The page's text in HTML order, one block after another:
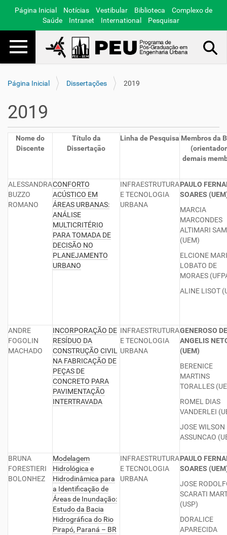
Página Inicial Notícias Vestibular Biblioteca
Complexo de
Saúde
Intranet International Pesquisar
Toggle navigation
Página Inicial
Dissertações 2019
2019
Nome do
Discente
Título da
Dissertação
Linha de Pesquisa Membros da
demais
ALESSANDRA
BUZZO
ROMANO
CONFORTO
ACÚSTICO EM
ÁREAS URBANAS:
ANÁLISE
MULTICRITÉRIO
PARA TOMADA DE
DECISÃO NO
PLANEJAMENTO
URBANO
INFRAESTRUTURA
E TECNOLOGIA
URBANA
PAULO
SOARES
MARCIA
MARCONDES
ALTIMARI
(UEM)
ELCIONE
LOBATO DE
MORAES
ALINE LISOT
ANDRE
FOGOLIN
MACHADO
INCORPORAÇÃO DE
RESÍDUO DA
CONSTRUÇÃO CIVIL
NA FABRICAÇÃO DE
PEÇAS DE
CONCRETO PARA
PAVIMENTAÇÃO
INTERTRAVADA
INFRAESTRUTURA
E TECNOLOGIA
URBANA
GENEROSO DE
ANGELIS
(UEM)
BERENICE
MARTINS
TORALLES
ROMEL DIAS
VANDERLEI
JOSE WILSON
ASSUNCAO
BRUNA
FORESTIERI
BOLONHEZ
Modelagem
Hidrológica e
Hidrodinâmica para
a Identificação de
Áreas de Inundação:
Estudo da Bacia
Hidrográfica do Rio
Pirapó, Paraná – BR
INFRAESTRUTURA
E TECNOLOGIA
URBANA
PAULO
SOARES
JOSE
SCARATI
(USP)
DORALICE
APARECIDA